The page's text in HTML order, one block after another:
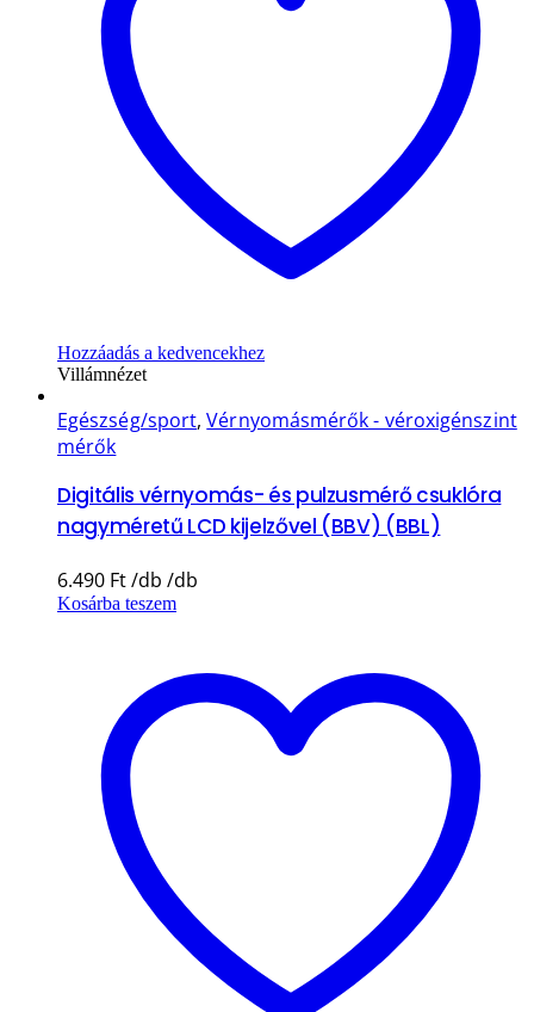
Hozzáadás a kedvencekhez
Villámnézet
Egészség/sport,Vérnyomásmérők - véroxigénszint
mérők
Digitális vérnyomás- és pulzusmérő csuklóra
nagyméretű LCD kijelzővel (BBV) (BBL)
6.490 Ft
Kosárba teszem